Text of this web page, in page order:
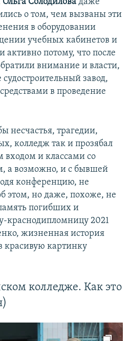
о том, чем вызваны эти
в оборудовании
учебных кабинетов и
активно потому, что после
внимание и власти,
завод,
в проведение
несчастья, трагедии,
колледж так и прозябал
и классами со
а возможно, и с бывшей
конференцию, не
этом, но даже, похоже, не
погибших и
краснодипломницу 2021
жизненная история
красивую картинку
колледже. Как это